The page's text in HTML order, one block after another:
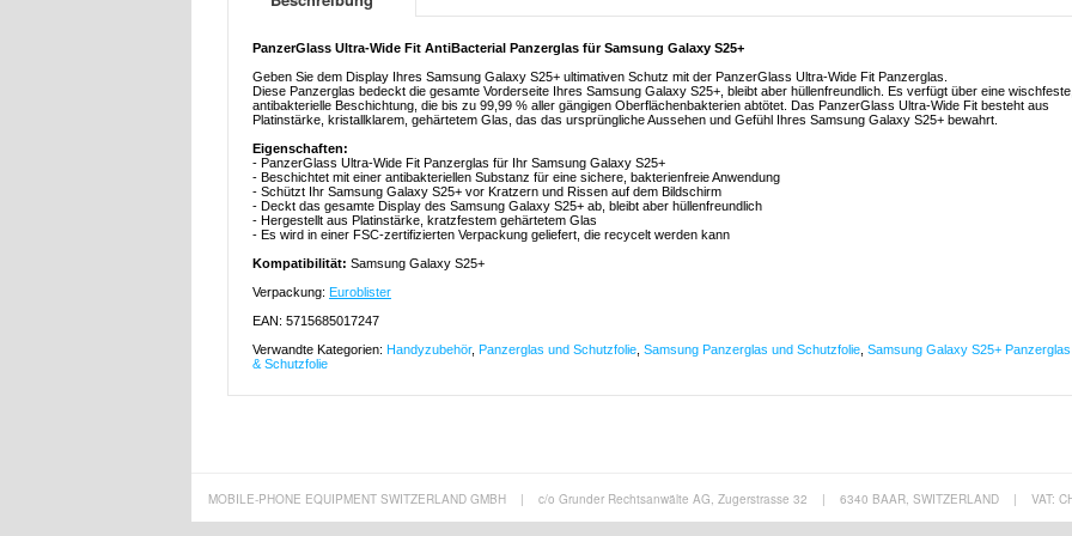
PanzerGlass Ultra-Wide Fit AntiBacterial Panzerglas für Samsung Galaxy S25+
Geben Sie dem Display Ihres Samsung Galaxy S25+ ultimativen Schutz mit der PanzerGlass Ultra-Wide Fit Panzerglas.
Diese Panzerglas bedeckt die gesamte Vorderseite Ihres Samsung Galaxy S25+, bleibt aber hüllenfreundlich. Es verfügt über eine wischfeste,
antibakterielle Beschichtung, die bis zu 99,99 % aller gängigen Oberflächenbakterien abtötet. Das PanzerGlass Ultra-Wide Fit besteht aus
Platinstärke, kristallklarem, gehärtetem Glas, das das ursprüngliche Aussehen und Gefühl Ihres Samsung Galaxy S25+ bewahrt.
Eigenschaften:
- PanzerGlass Ultra-Wide Fit Panzerglas für Ihr Samsung Galaxy S25+
- Beschichtet mit einer antibakteriellen Substanz für eine sichere, bakterienfreie Anwendung
- Schützt Ihr Samsung Galaxy S25+ vor Kratzern und Rissen auf dem Bildschirm
- Deckt das gesamte Display des Samsung Galaxy S25+ ab, bleibt aber hüllenfreundlich
- Hergestellt aus Platinstärke, kratzfestem gehärtetem Glas
- Es wird in einer FSC-zertifizierten Verpackung geliefert, die recycelt werden kann
Kompatibilität: Samsung Galaxy S25+
Verpackung: Euroblister
EAN: 5715685017247
Verwandte Kategorien: Handyzubehör, Panzerglas und Schutzfolie Samsung Panzerglas und Schutzfolie Samsung Galaxy S25+ Panzerglas
& Schutzfolie
MOBILE-PHONE EQUIPMENT SWITZERLAND GMBH | c/o Grunder Rechtsanwälte AG, Zugerstrasse 32 | 6340 BAAR, SWITZERLAND | VAT: